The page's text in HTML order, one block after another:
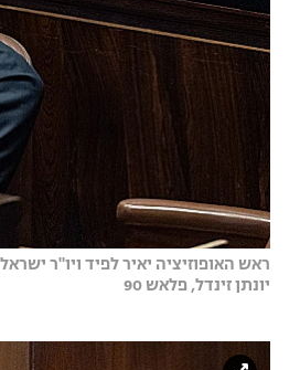
ראש האופוזיציה יאיר לפיד ויו"ר
יונתן זינדל, פלאש 90